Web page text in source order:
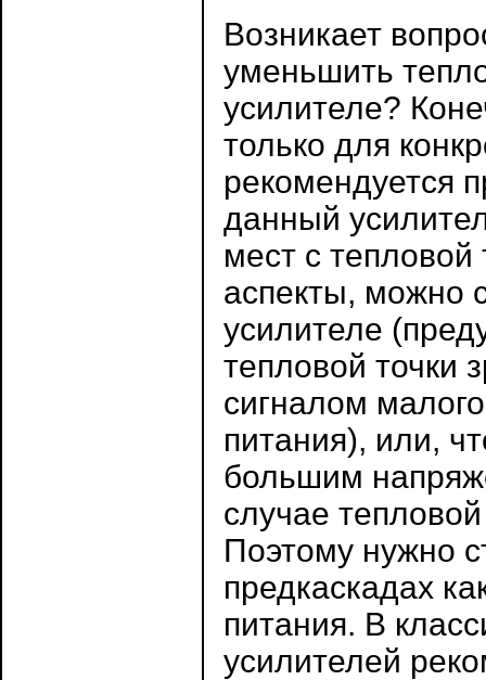
Возникает
уменьшить
усилителе?
только для
рекомендуется
данный
мест с тепловой
аспекты, можно
усилителе
тепловой точки
сигналом
питания), или,
большим
случае
Поэтому нужно
предкаскадах
питания. В
усилителей